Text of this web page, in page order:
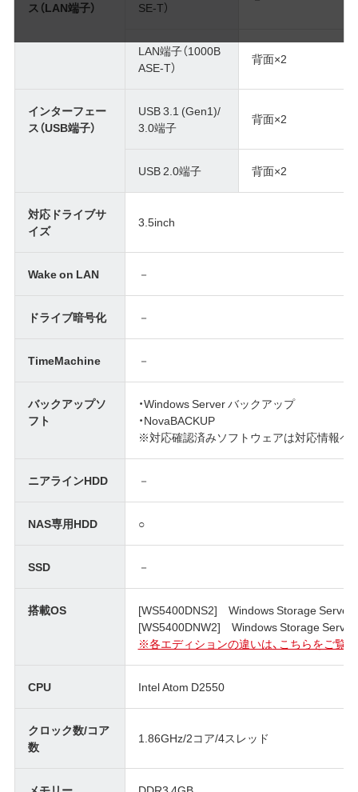
ス（LAN端子）
SE-T）
LAN端子（1000B
ASE-T）
背面×2
インターフェー
ス（USB端子）
USB 3.1 (Gen1)/
3.0端子
背面×2
USB 2.0端子 背面×2
対応ドライブサ
イズ
3.5inch
Wake on LAN －
ドライブ暗号化 －
TimeMachine －
バックアップソ
フト
・Windows Server バックアップ
・NovaBACKUP
※対応確認済みソフトウェアは対応情報ペ
ニアラインHDD －
NAS専用HDD ○
SSD －
搭載OS
[WS5400DNS2] Windows Storage Server
[WS5400DNW2] Windows Storage Server
※各エディションの違いは、こちらをご覧
CPU Intel Atom D2550
クロック数/コア
数
1.86GHz/2コア/4スレッド